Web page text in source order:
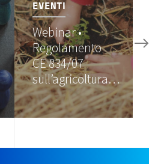
EVENTI
Webinar •
Regolamento
CE 834/07
sull’agricoltura…